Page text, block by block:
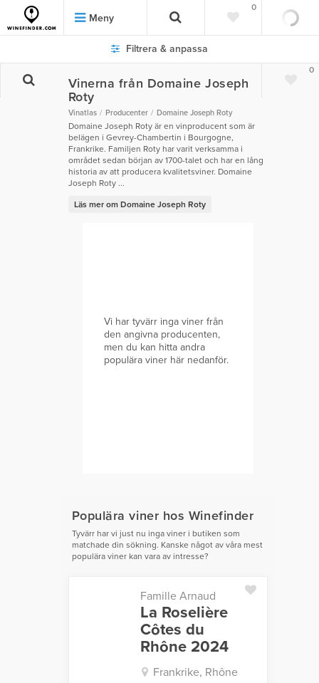
Meny
0
0
Filtrera & anpassa
Vinerna från Domaine Joseph
Roty
Vinatlas Producenter Domaine Joseph Roty
Domaine Joseph Roty är en vinproducent som är
belägen i Gevrey-Chambertin i Bourgogne,
Frankrike. Familjen Roty har varit verksamma i
området sedan början av 1700-talet och har en lång
historia av att producera kvalitetsviner. Domaine
Joseph Roty ...
Läs mer om Domaine Joseph Roty
Vi har tyvärr inga viner från
den angivna producenten,
men du kan hitta andra
populära viner här nedanför.
Populära viner hos Winefinder
Tyvärr har vi just nu inga viner i butiken som
matchade din sökning. Kanske något av våra mest
populära viner kan vara av intresse?
Famille Arnaud
La Roselière
Côtes du
Rhône 2024
Frankrike, Rhône